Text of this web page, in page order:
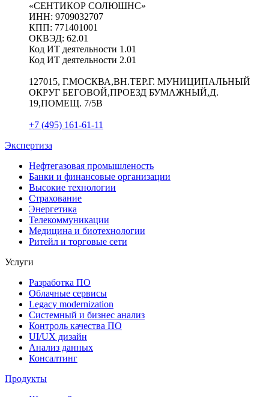
«СЕНТИКОР СОЛЮШНС»
ИНН: 9709032707
КПП: 771401001
ОКВЭД: 62.01
Код ИТ деятельности 1.01
Код ИТ деятельности 2.01
127015, Г.МОСКВА,ВН.ТЕР.Г. МУНИЦИПАЛЬНЫЙ
ОКРУГ БЕГОВОЙ,ПРОЕЗД БУМАЖНЫЙ,Д.
19,ПОМЕЩ. 7/5В
+7 (495) 161-61-11
Экспертиза
Нефтегазовая промышленость
Банки и финансовые организации
Высокие технологии
Страхование
Энергетика
Телекоммуникации
Медицина и биотехнологии
Ритейл и торговые сети
Услуги
Разработка ПО
Облачные сервисы
Legacy modernization
Системный и бизнес анализ
Контроль качества ПО
UI/UX дизайн
Анализ данных
Консалтинг
Продукты